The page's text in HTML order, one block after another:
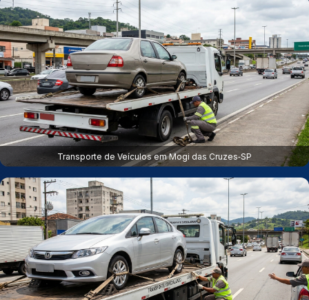
Transporte de Veículos em Mogi das Cruzes‑SP